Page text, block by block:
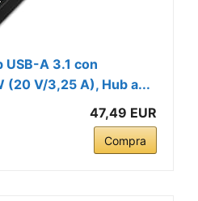
USB-A 3.1 con
(20 V/3,25 A), Hub a...
47,49 EUR
Compra